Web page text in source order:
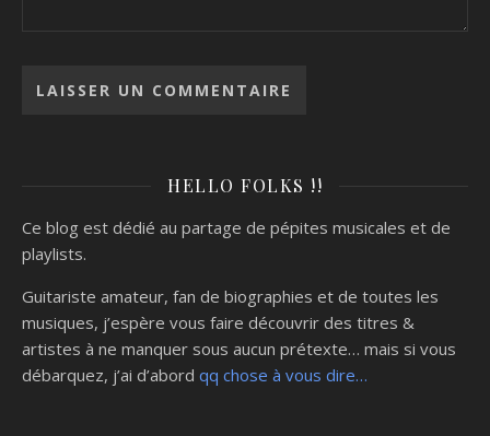
HELLO FOLKS !!
Ce blog est dédié au partage de pépites musicales et de
playlists.
Guitariste amateur, fan de biographies et de toutes les
musiques, j’espère vous faire découvrir des titres &
artistes à ne manquer sous aucun prétexte… mais si vous
débarquez, j’ai d’abord qq chose à vous dire…